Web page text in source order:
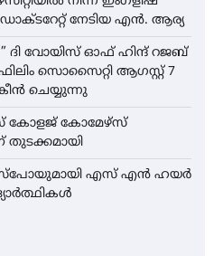
നേടിയ എൻ. ആര്യ
” ദി വോയിസ് ഓഫ് ഹിന്ദ് റജബ്
സൊസൈറ്റി ആഗസ്റ്റ് 7
ചെയ്യുന്നു
കോളജ് കോമേഴ്‌സ്
എസ് എൻ ഹയർ